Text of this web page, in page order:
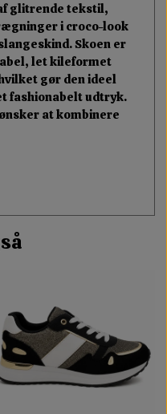
glitrende tekstil,
i croco-look
Skoen er
let kileformet
gør den ideel
fashionabelt udtryk.
at kombinere